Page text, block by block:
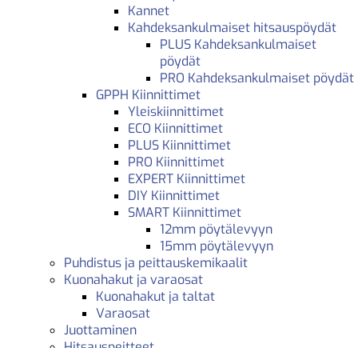
Kannet
Kahdeksankulmaiset hitsauspöydät
PLUS Kahdeksankulmaiset
pöydät
PRO Kahdeksankulmaiset pöydät
GPPH Kiinnittimet
Yleiskiinnittimet
ECO Kiinnittimet
PLUS Kiinnittimet
PRO Kiinnittimet
EXPERT Kiinnittimet
DIY Kiinnittimet
SMART Kiinnittimet
12mm pöytälevyyn
15mm pöytälevyyn
Puhdistus ja peittauskemikaalit
Kuonahakut ja varaosat
Kuonahakut ja taltat
Varaosat
Juottaminen